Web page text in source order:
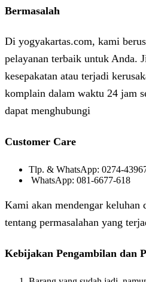
Bermasalah
Di yogyakartas.com, kami
pelayanan terbaik untuk Anda.
kesepakatan atau terjadi
komplain dalam waktu 24 jam
dapat menghubungi
Customer Care
Tlp. & WhatsApp: 0274-
WhatsApp: 081-6677-618
Kami akan mendengar keluhan
tentang permasalahan yang
Kebijakan Pengambilan dan